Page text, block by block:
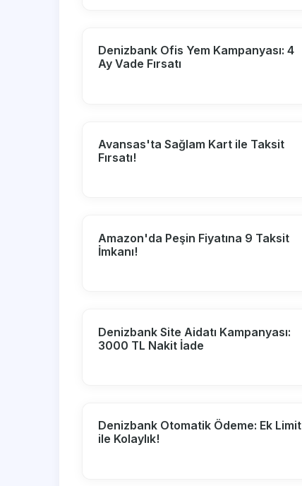
Denizbank Ofis Yem Kampanyası: 4
Ay Vade Fırsatı
Avansas'ta Sağlam Kart ile Taksit
Fırsatı!
Amazon'da Peşin Fiyatına 9 Taksit
İmkanı!
Denizbank Site Aidatı Kampanyası:
3000 TL Nakit İade
Denizbank Otomatik Ödeme: Ek Limit
ile Kolaylık!